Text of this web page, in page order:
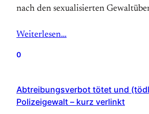
nach den sexualisierten
Weiterlesen…
0
Abtreibungsverbot tötet und
Polizeigewalt – kurz verlinkt